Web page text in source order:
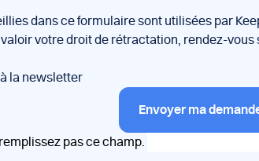
dans ce formulaire sont utilisées par
votre droit de rétractation, rendez-vous
la newsletter
Envoyer ma
pas ce champ.